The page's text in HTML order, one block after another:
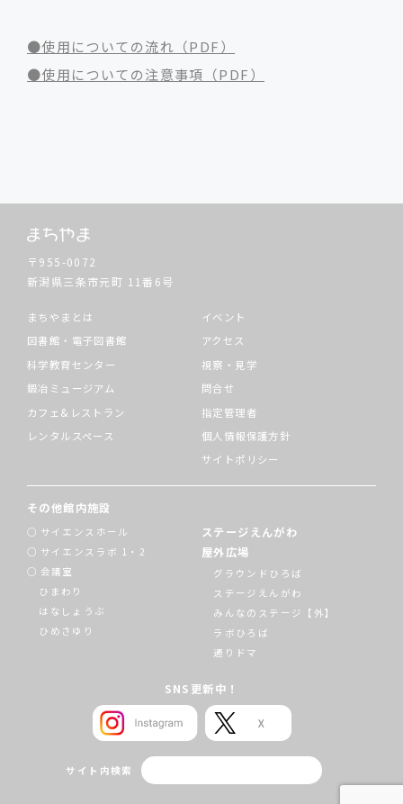
●使用についての流れ（PDF）
●使用についての注意事項（PDF）
〒955-0072
新潟県三条市元町 11番6号
まちやまとは
図書館・電子図書館
科学教育センター
鍛冶ミュージアム
カフェ&レストラン
レンタルスペース
イベント
アクセス
視察・見学
問合せ
指定管理者
個人情報保護方針
サイトポリシー
その他館内施設
サイエンスホール
サイエンスラボ 1・2
会議室
ひまわり
はなしょうぶ
ひめさゆり
ステージえんがわ
屋外広場
グラウンドひろば
ステージえんがわ
みんなのステージ【外】
ラボひろば
通りドマ
SNS更新中！
サイト内検索